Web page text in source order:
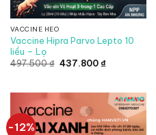
VACCINE HEO
Vaccine Hipra Parvo Lepto 10
liều – Lọ
497.500₫ Giá
437.800₫Giá
437.800 ₫.
-12%